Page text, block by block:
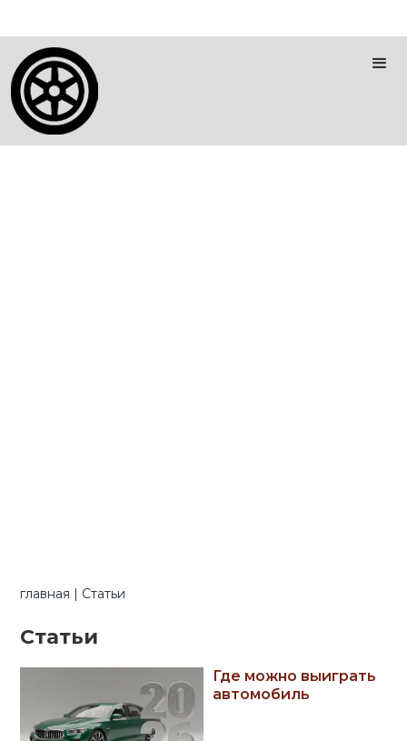
главная | Статьи
Статьи
Где можно выиграть
автомобиль